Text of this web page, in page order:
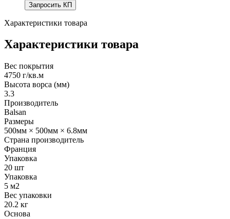
Запросить КП
Характеристики товара
Характеристики товара
Вес покрытия
4750 г/кв.м
Высота ворса (мм)
3.3
Производитель
Balsan
Размеры
500мм × 500мм × 6.8мм
Страна производитель
Франция
Упаковка
20 шт
Упаковка
5 м2
Вес упаковки
20.2 кг
Основа